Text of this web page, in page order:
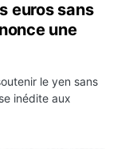
euros sans
une
le yen sans
inédite aux